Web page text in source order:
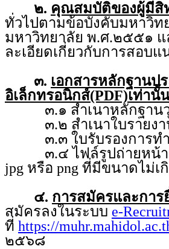
๒. คุณสมบัติของผู้มีสิ
ทั่วไปตามข้อบังคับมหาวิท
มหาวิทยาลัย พ.ศ.๒๕๕๑
ละเอียดเกี่ยวกับการสอบ
๓. เอกสารหลักฐาน
อิเล็กทรอนิกส์(PDF)เท่านั้น
๓.๑ สำเนาหลักฐานวุ
๓.๒ สำเนาใบรายงา
๓.๓ ใบรับรองการทำ
๓.๔ ไฟล์รูปถ่ายหน้าตร
jpg หรือ png ที่มีขนาดไม่เ
๔. การสมัครและกา
สมัครลงในระบบ e-
ที่ https://
๒๕๖๘